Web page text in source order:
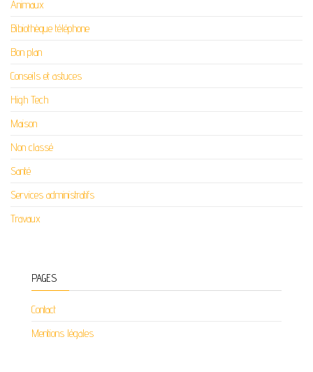
Animaux
Bibiothèque téléphone
Bon plan
Conseils et astuces
High Tech
Maison
Non classé
Santé
Services administratifs
Travaux
PAGES
Contact
Mentions légales